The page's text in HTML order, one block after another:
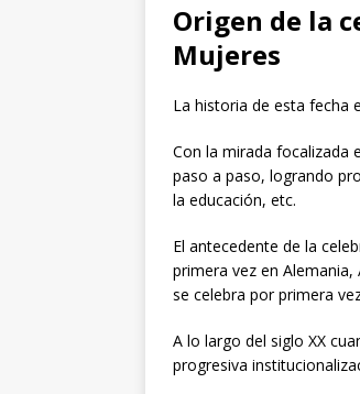
Origen de la
Mujeres
La historia de esta fecha
Con la mirada focalizada
paso a paso, logrando
la educación, etc.
El antecedente de la
primera vez en Alemania,
se celebra por primera
A lo largo del siglo XX
progresiva